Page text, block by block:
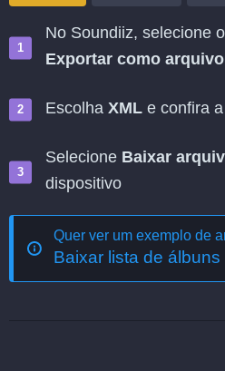
No Soundiiz, selecione
Exportar como arquivo
Escolha XML e confira
Selecione Baixar
dispositivo
Quer ver um exemplo de
Baixar lista de álbuns